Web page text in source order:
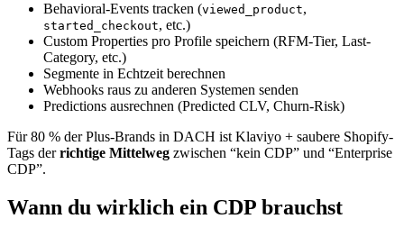
Behavioral-Events tracken (viewed_product,
started_checkout, etc.)
Custom Properties pro Profile speichern (RFM-Tier, Last-
Category, etc.)
Segmente in Echtzeit berechnen
Webhooks raus zu anderen Systemen senden
Predictions ausrechnen (Predicted CLV, Churn-Risk)
Für 80 % der Plus-Brands in DACH ist Klaviyo + saubere Shopify-
Tags derrichtige Mittelweg zwischen “kein CDP” und “Enterprise
CDP”.
Wann du wirklich ein CDP brauchst